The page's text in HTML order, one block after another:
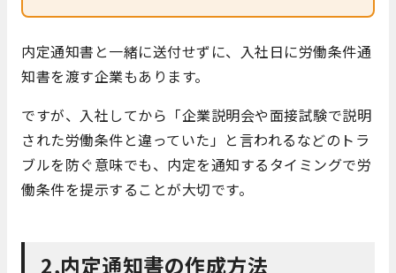
内定通知書と一緒に送付せずに、入社日に労働条件通
知書を渡す企業もあります。
ですが、入社してから「企業説明会や面接試験で説明
された労働条件と違っていた」と言われるなどのトラ
ブルを防ぐ意味でも、内定を通知するタイミングで労
働条件を提示することが大切です。
2,内定通知書の作成方法